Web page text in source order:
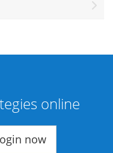
online
now